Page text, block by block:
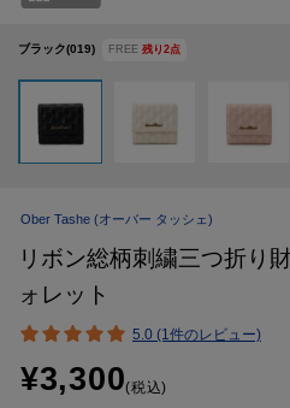
ブラック(019) FREE 残り 2点
Ober Tashe (オーバー タッシェ)
リボン総柄刺繍三つ折り
ォレット
5.0 (1件のレビュー)
¥3,300(税込)